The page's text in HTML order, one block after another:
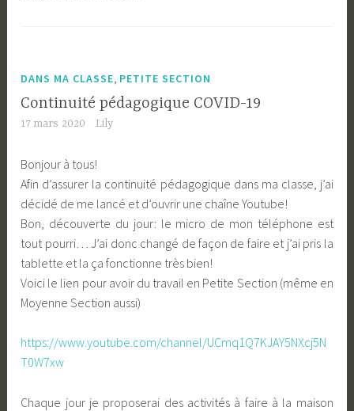
DANS MA CLASSE PETITE SECTION
Continuité pédagogique COVID-19
17 mars 2020 Lily
Bonjour à tous!
Afin d’assurer la continuité pédagogique dans ma classe, j’ai
décidé de me lancé et d’ouvrir une chaîne Youtube!
Bon, découverte du jour: le micro de mon téléphone est
tout pourri… J’ai donc changé de façon de faire et j’ai pris la
tablette et la ça fonctionne très bien!
Voici le lien pour avoir du travail en Petite Section (même en
Moyenne Section aussi)
https://www.youtube.com/channel/UCmq1Q7KJAY5NXcj5N
T0W7xw
Chaque jour je proposerai des activités à faire à la maison